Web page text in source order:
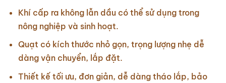
Khí cấp ra không lẫn dầu có thể sử dụng trong
nông nghiệp và sinh hoạt.
Quạt có kích thước nhỏ gọn, trọng lượng nhẹ dễ
dàng vận chuyển, lắp đặt.
Thiết kế tối ưu, đơn giản, dễ dàng tháo lắp, bảo